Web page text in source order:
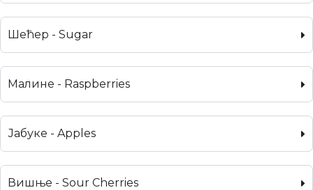
Шећер - Sugar
Малине - Raspberries
Јабуке - Apples
Вишње - Sour Cherries